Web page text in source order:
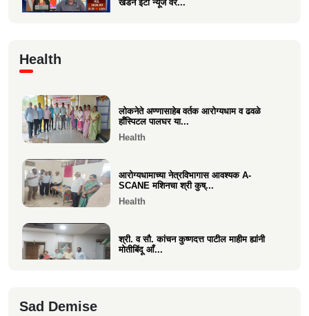
खंडन ईटी न्यूज वर...
वसई विकास सहकारी बँकेचे अध्यक्ष आशय राऊत
Health
लोकनेते अण्णासाहेब वर्तक आरोग्यधाम व ढवळे
हाँस्पिटल पालघर या...
Health
आरोग्यधामाच्या नेत्रविभागास आवश्यक A-
SCANE मशिनचा श्री कुष्...
Health
श्री. व सौ. कांचन कुष्णदत्त पाटील माहीम ह्यांनी
मोतीबिंदू आँ...
Sad Demise